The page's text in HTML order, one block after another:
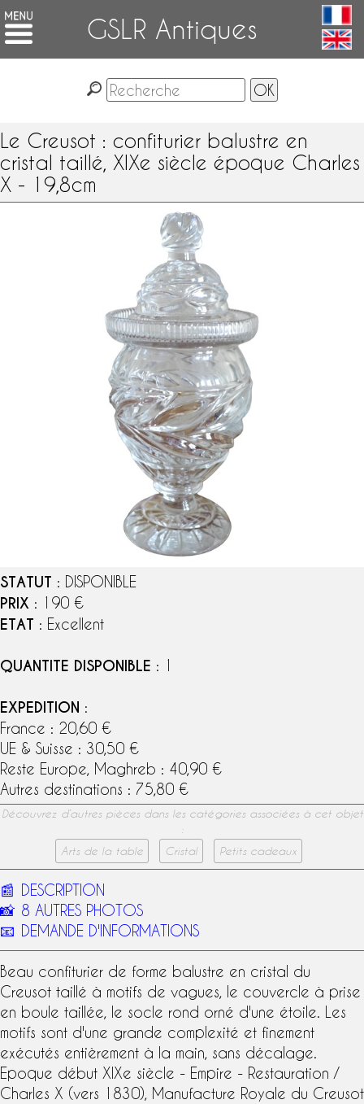
GSLR Antiques
Le Creusot : confiturier balustre en
cristal taillé, XIXe siècle époque Charles
X - 19,8cm
STATUT : DISPONIBLE
PRIX : 190 €
ETAT : Excellent
QUANTITE DISPONIBLE : 1
EXPEDITION :
France : 20,60 €
UE & Suisse : 30,50 €
Reste Europe, Maghreb : 40,90 €
Autres destinations : 75,80 €
Découvrez d’autres pièces dans les catégories associées à cet objet
:
Arts de la table
Cristal Petits cadeaux
📰 DESCRIPTION
📸 8 AUTRES PHOTOS
📧 DEMANDE D'INFORMATIONS
Beau confiturier de forme balustre en cristal du
Creusot taillé à motifs de vagues, le couvercle à prise
en boule taillée, le socle rond orné d'une étoile. Les
motifs sont d'une grande complexité et finement
exécutés entièrement à la main, sans décalage.
Epoque début XIXe siècle - Empire - Restauration /
Charles X (vers 1830), Manufacture Royale du Creusot